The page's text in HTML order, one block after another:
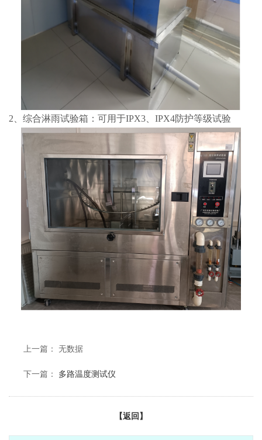
2、综合淋雨试验箱：可用于IPX3、IPX4防护等级试验
上一篇： 无数据
下一篇： 多路温度测试仪
【返回】